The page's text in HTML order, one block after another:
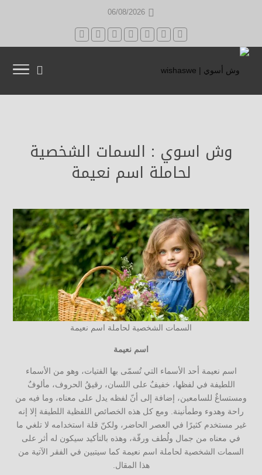
06/08/2026
وش اسوي : السمات الشخصية
لحاملة اسم نعيمة
السمات الشخصية لحاملة اسم نعيمة
اسم نعيمة
اسم نعيمة أحد الأسماء التي تُسمّى بها الفتيات، وهو من الأسماء
اللطيفة في لفظها، خفيفٌ على اللسان، رقيقُ الحروف، مألوفٌ
ومستساغٌ للسامعين، إضافة إلى أنّ لفظه يدل على معناه، وما فيه من
راحة وهدوء وطمأنينة. ومع كل هذه الخصائص اللفظية اللطيفة إلا إنه
غير مستخدم كثيرًا في العصر الحاضر، ولكنّ قلة استخدامه لا تلغي ما
في معناه من جمال ولُطف ورقّة، وهذه بالتأكيد سيكون له أثر على
السمات الشخصية لحاملة اسم نعيمة كما سيتبين في الفقر الآتية من
هذا المقال.